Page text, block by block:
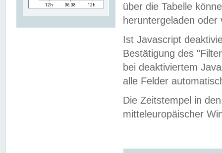
über die Tabelle
heruntergeladen oder
Ist Javascript
Bestätigung des
bei deaktiviertem
alle Felder
Die Zeitstempel in
mitteleuropäischer